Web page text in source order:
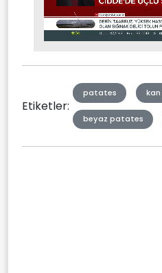
Mute Stream
Etiketler:
patates kan
beyaz patates